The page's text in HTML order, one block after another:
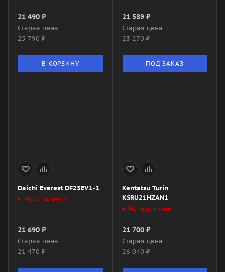
21 490 ₽
Старая цена
25 790₽
В КОРЗИНУ
21 589₽
Старая цена
23 270₽
ПОД ЗАКАЗ
Daichi Everest DF25EV1-1
Нет в наличии
21 690 ₽
Старая цена
21 470₽
Kentatsu Turin
KSRU21HZAN1
Нет в наличии
21 700₽
Старая цена
26 040₽